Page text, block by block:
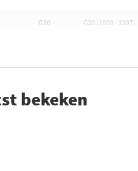
G20 G20 (1990 - 1997)
bekeken